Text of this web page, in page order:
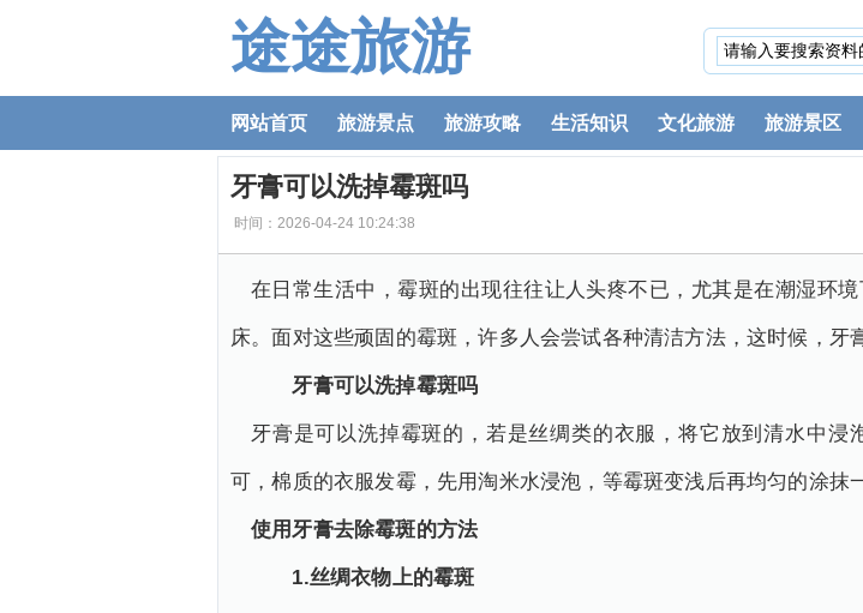
途途旅游
网站首页 旅游景点 旅游攻略 生活知识 文化旅游 旅游景区
牙膏可以洗掉霉斑吗
时间：2026-04-24 10:24:38
在日常生活中，霉斑的出现往往让人头疼不已，尤其是在潮湿环
床。面对这些顽固的霉斑，许多人会尝试各种清洁方法，这时候，牙
牙膏可以洗掉霉斑吗
牙膏是可以洗掉霉斑的，若是丝绸类的衣服，将它放到清水中
可，棉质的衣服发霉，先用淘米水浸泡，等霉斑变浅后再均匀的涂抹
使用牙膏去除霉斑的方法
1.丝绸衣物上的霉斑